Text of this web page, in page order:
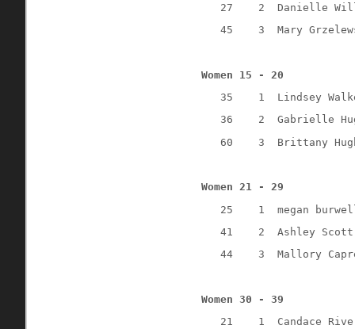
27    2  Danielle
45    3  Mary
Women 15 - 20
35    1  Lindsey
36    2  Gabrielle
60    3  Brittany
Women 21 - 29
25    1  megan
41    2  Ashley Scott,
44    3  Mallory
Women 30 - 39
21    1  Candace